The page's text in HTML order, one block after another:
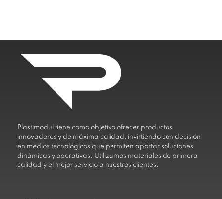
Plastimodul tiene como objetivo ofrecer productos
innovadores y de máxima calidad, invirtiendo con decisión
en medios tecnológicos que permiten aportar soluciones
dinámicas y operativas. Utilizamos materiales de primera
calidad y el mejor servicio a nuestros clientes.